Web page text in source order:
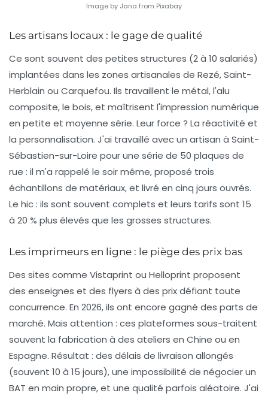
Image by Jana from Pixabay
Les artisans locaux : le gage de qualité
Ce sont souvent des petites structures (2 à 10 salariés)
implantées dans les zones artisanales de Rezé, Saint-
Herblain ou Carquefou. Ils travaillent le métal, l'alu
composite, le bois, et maîtrisent l'impression numérique
en petite et moyenne série. Leur force ? La réactivité et
la personnalisation. J'ai travaillé avec un artisan à Saint-
Sébastien-sur-Loire pour une série de 50 plaques de
rue : il m'a rappelé le soir même, proposé trois
échantillons de matériaux, et livré en cinq jours ouvrés.
Le hic : ils sont souvent complets et leurs tarifs sont 15
à 20 % plus élevés que les grosses structures.
Les imprimeurs en ligne : le piège des prix bas
Des sites comme Vistaprint ou Helloprint proposent
des enseignes et des flyers à des prix défiant toute
concurrence. En 2026, ils ont encore gagné des parts de
marché. Mais attention : ces plateformes sous-traitent
souvent la fabrication à des ateliers en Chine ou en
Espagne. Résultat : des délais de livraison allongés
(souvent 10 à 15 jours), une impossibilité de négocier un
BAT en main propre, et une qualité parfois aléatoire. J'ai